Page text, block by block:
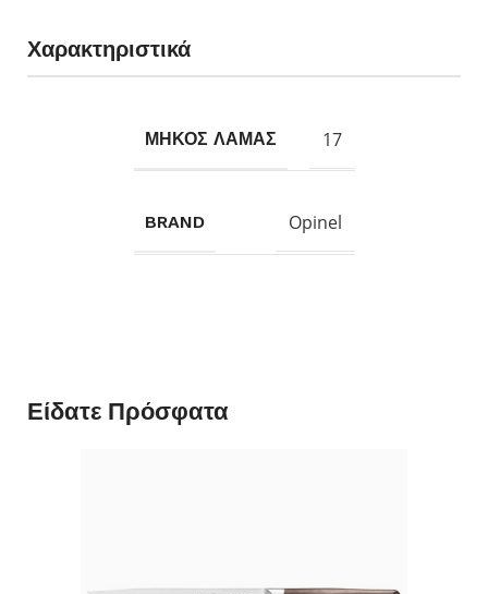
Χαρακτηριστικά
ΜΗΚΟΣ ΛΑΜΑΣ 17
BRAND Opinel
Είδατε Πρόσφατα